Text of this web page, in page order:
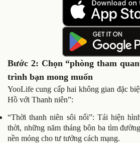
Bước 2: Chọn “phòng tham
trình bạn mong muốn
YooLife cung cấp hai không gian đặc
Hồ với Thanh niên”:
“Thời thanh niên sôi nổi”: Tái hiện
thời, những năm tháng bôn ba tìm
nền móng cho tư tưởng cách mạng.